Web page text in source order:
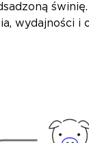
wydajności i